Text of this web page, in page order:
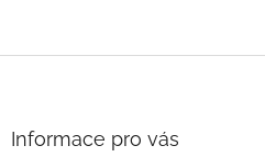
Informace pro vás